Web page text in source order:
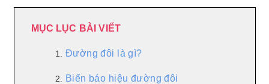
MỤC LỤC BÀI VIẾT
1. Đường đôi là gì?
2. Biển báo hiệu đường đôi